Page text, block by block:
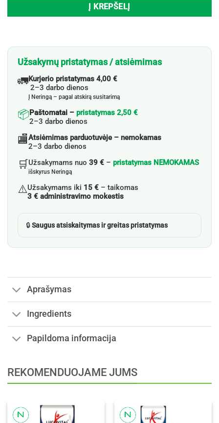
Į KREPŠELĮ
Užsakymų pristatymas / atsiėmimas
🚛Kurjerio pristatymas 4,00 €
2–3 darbo dienos
Į Neringą – pagal atskirą susitarimą
📦Paštomatai – pristatymas 2,50 €
2–3 darbo dienos
🏬Atsiėmimas parduotuvėje – nemokamas
2–3 darbo dienos
🛒Užsakymams nuo 39 € – pristatymas NEMOKAMAS
išskyrus Neringą
⚠️Užsakymams iki 15 € – taikomas
3 € administravimo mokestis
🔒Saugus atsiskaitymas ir greitas pristatymas
Aprašymas
Ingredients
Papildoma informacija
REKOMENDUOJAME JUMS